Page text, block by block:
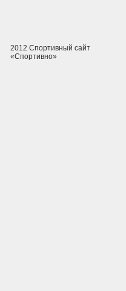
2012 Спортивный сайт
«Спортивно»